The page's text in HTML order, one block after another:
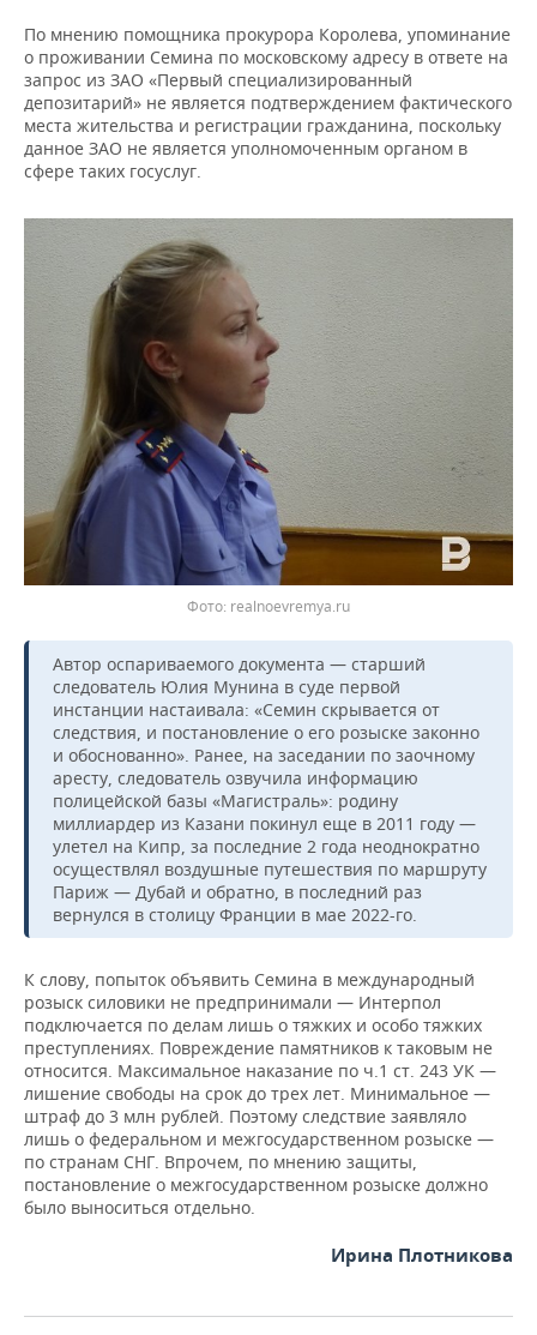
По мнению помощника прокурора Королева, упоминание
о проживании Семина по московскому адресу в ответе на
запрос из ЗАО «Первый специализированный
депозитарий» не является подтверждением фактического
места жительства и регистрации гражданина, поскольку
данное ЗАО не является уполномоченным органом в
сфере таких госуслуг.
realnoevremya.ru
Автор оспариваемого документа — старший
следователь Юлия Мунина в суде первой
инстанции настаивала: «Семин скрывается от
следствия, и постановление о его розыске законно
и обоснованно». Ранее, на заседании по заочному
аресту, следователь озвучила информацию
полицейской базы «Магистраль»: родину
миллиардер из Казани покинул еще в 2011 году —
улетел на Кипр, за последние 2 года неоднократно
осуществлял воздушные путешествия по маршруту
Париж — Дубай и обратно, в последний раз
вернулся в столицу Франции в мае 2022-го.
К слову, попыток объявить Семина в международный
розыск силовики не предпринимали — Интерпол
подключается по делам лишь о тяжких и особо тяжких
преступлениях. Повреждение памятников к таковым не
относится. Максимальное наказание по ч.1 ст. 243 УК —
лишение свободы на срок до трех лет. Минимальное —
штраф до 3 млн рублей. Поэтому следствие заявляло
лишь о федеральном и межгосударственном розыске —
по странам СНГ. Впрочем, по мнению защиты,
постановление о межгосударственном розыске должно
было выноситься отдельно.
Ирина Плотникова